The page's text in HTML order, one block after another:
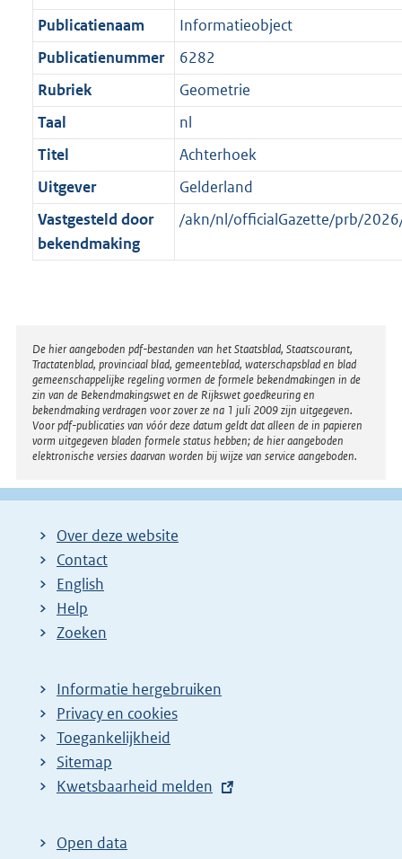
a
t
a
a
t
K
b
Publicatienaam
Informatieobject
Publicatienummer
6282
Rubriek
Geometrie
Taal
nl
Titel
Achterhoek
Uitgever
Gelderland
Vastgesteld door
bekendmaking
/akn/nl/officialGazette/prb/
Disclaimer
De hier aangeboden pdf-bestanden van het Staatsblad, Staatscourant,
Tractatenblad, provinciaal blad, gemeenteblad, waterschapsblad en blad
gemeenschappelijke regeling vormen de formele bekendmakingen in de
zin van de Bekendmakingswet en de Rijkswet goedkeuring en
bekendmaking verdragen voor zover ze na 1 juli 2009 zijn uitgegeven.
Voor pdf-publicaties van vóór deze datum geldt dat alleen de in papieren
vorm uitgegeven bladen formele status hebben; de hier aangeboden
elektronische versies daarvan worden bij wijze van service aangeboden.
Over deze website
Contact
English
Help
Zoeken
Informatie hergebruiken
Privacy en cookies
Toegankelijkheid
Sitemap
E
t
Kwetsbaarheid melden
Open data